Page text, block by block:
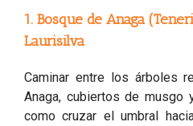
1. Bosque de Anaga
Laurisilva
Caminar entre los árboles
Anaga, cubiertos de musgo
como cruzar el umbral